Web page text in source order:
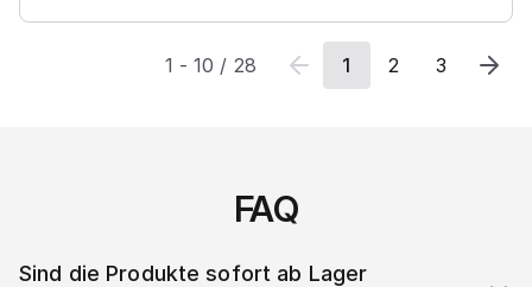
1 -10 / 28 1 2 3
FAQ
Sind die Produkte sofort ab Lager